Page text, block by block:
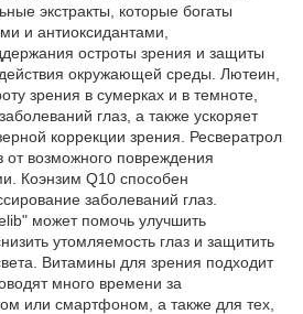
экстракты, которые богаты
и антиоксидантами,
остроты зрения и защиты
окружающей среды. Лютеин,
зрения в сумерках и в темноте,
глаз, а также ускоряет
коррекции зрения. Ресвератрол
от возможного повреждения
Коэнзим Q10 способен
заболеваний глаз.
может помочь улучшить
утомляемость глаз и защитить
Витамины для зрения подходит
много времени за
или смартфоном, а также для тех,